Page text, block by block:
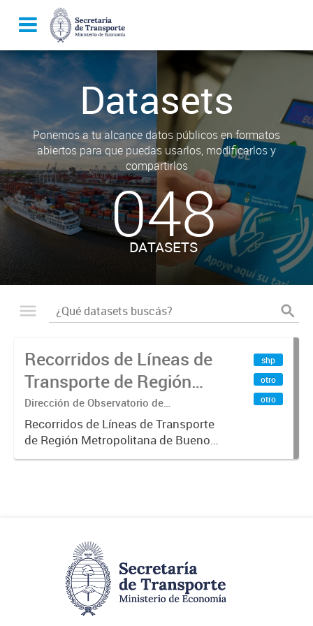
Datasets
Ponemos a tu alcance datos públicos en formatos
abiertos para que puedas usarlos, modificarlos y
compartirlos
048
DATASETS
Recorridos de Líneas de
Transporte de Región
Metropolitana de
Buenos Aires (RMBA)
Dirección de Observatorio de
Transporte, Estudio y Sistemas
Recorridos de Líneas de Transporte
de Región Metropolitana de Buenos
Aires (RMBA).-
shp
otro
otro